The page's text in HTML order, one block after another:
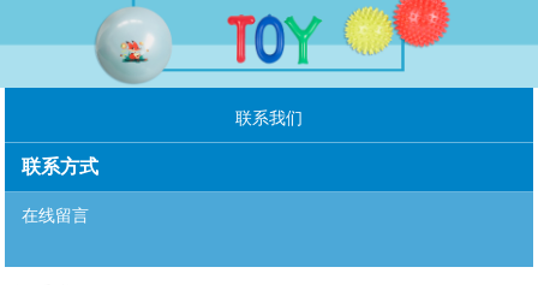
联系我们
联系方式
在线留言